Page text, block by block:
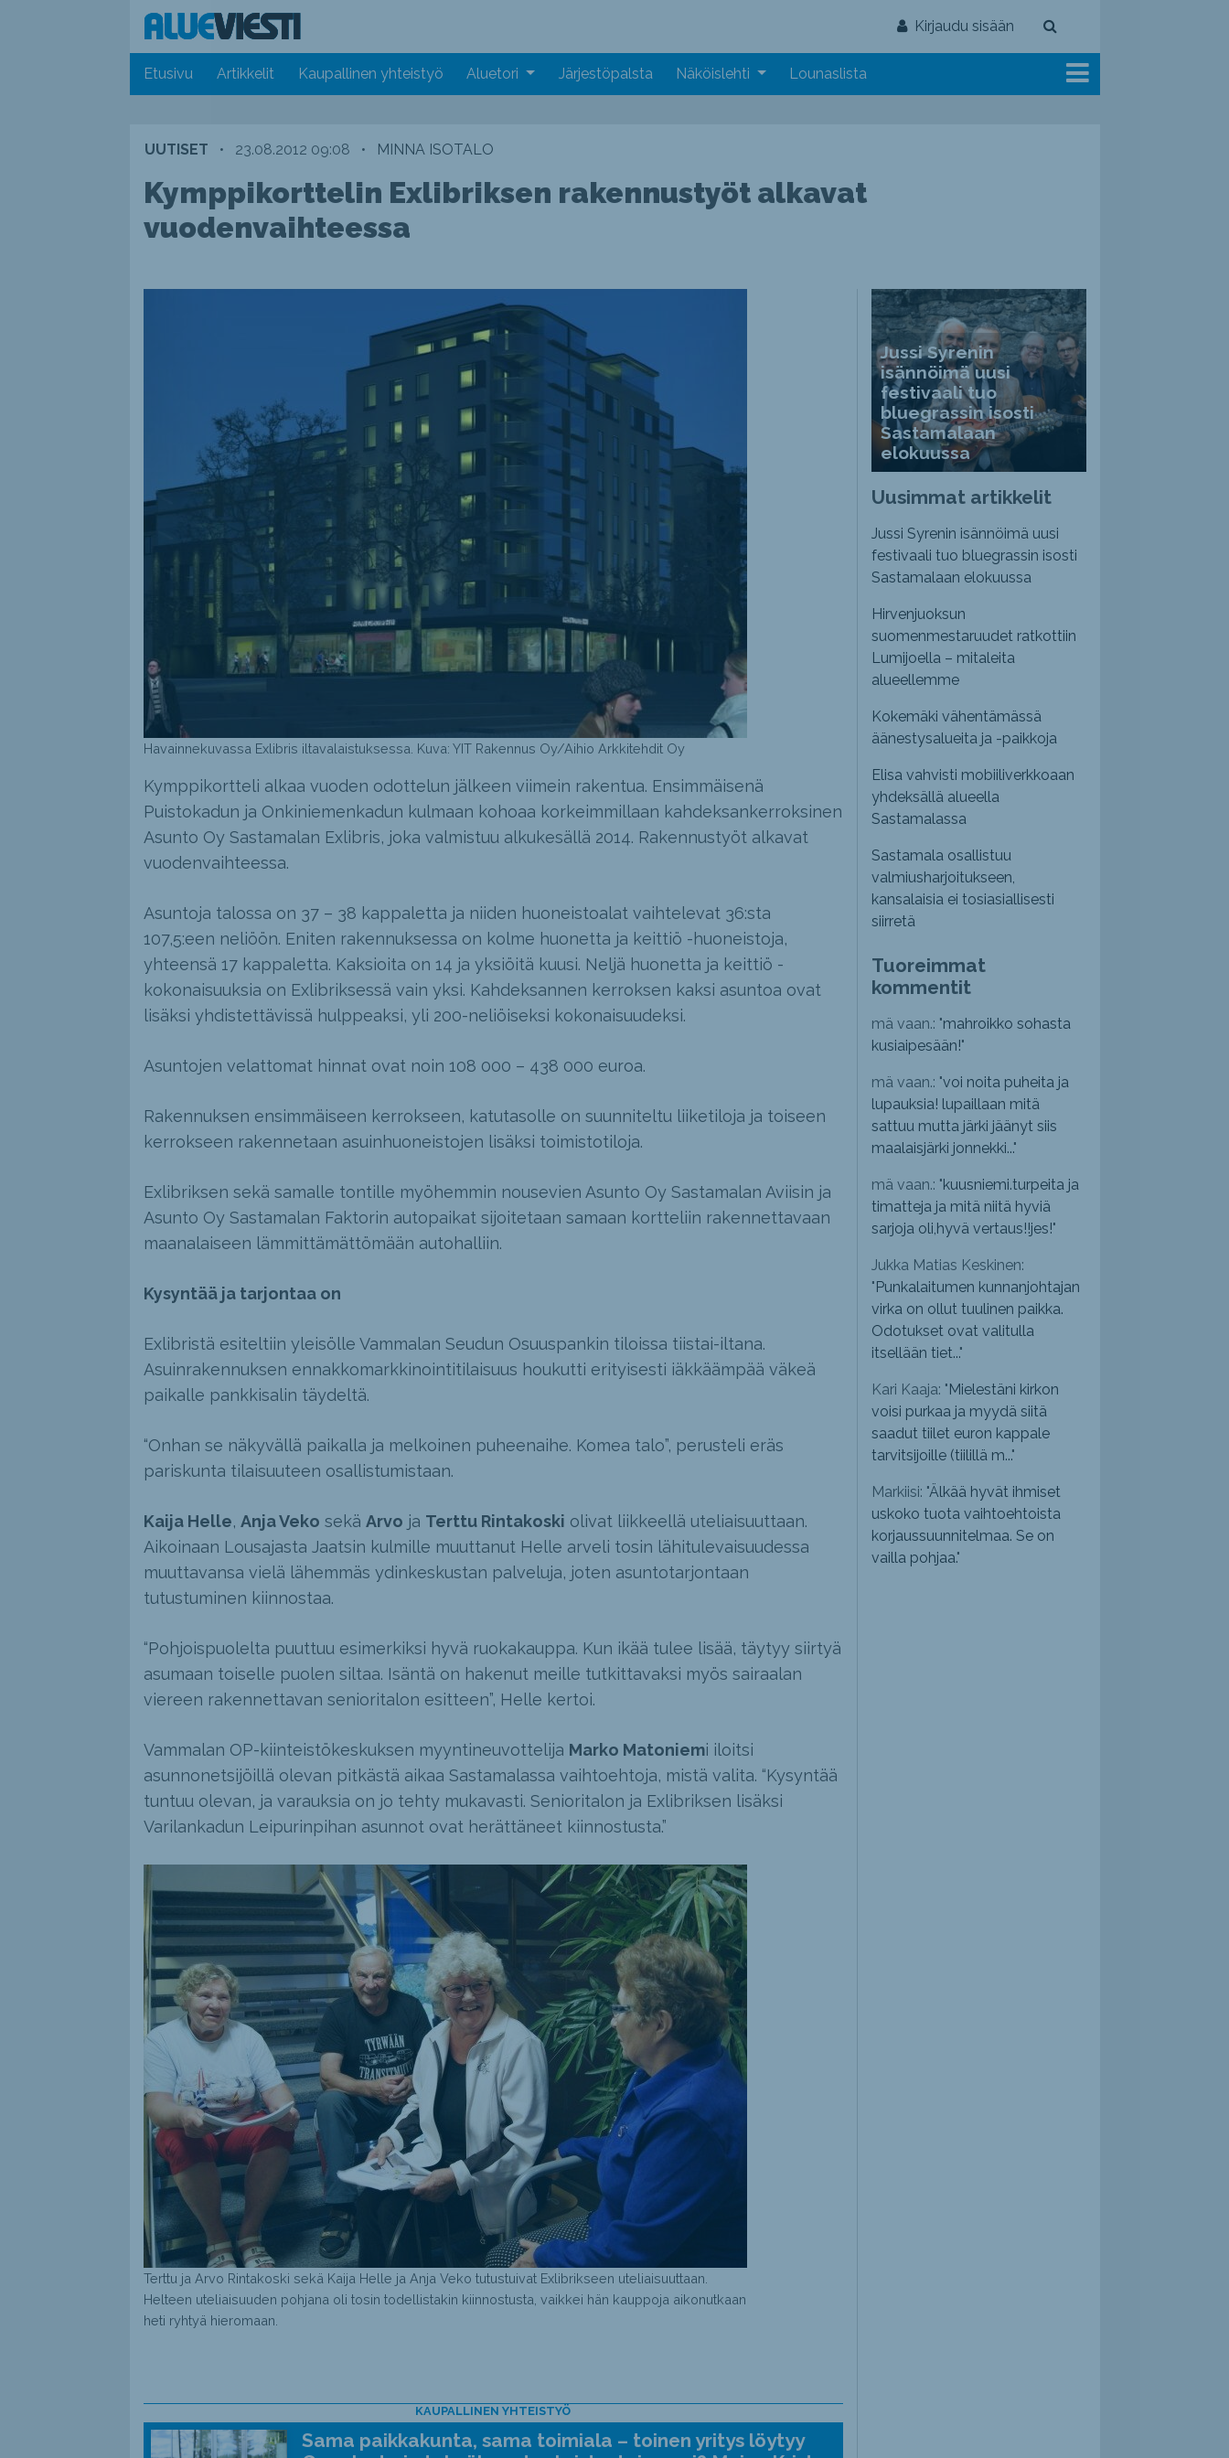
Kirjaudu sisään
Etusivu Artikkelit Kaupallinen yhteistyö Aluetori Järjestöpalsta Näköislehti Lounaslista
UUTISET • 23.08.2012 09:08 • MINNA ISOTALO
Kymppikorttelin Exlibriksen rakennustyöt alkavat
vuodenvaihteessa
Havainnekuvassa Exlibris iltavalaistuksessa. Kuva: YIT Rakennus Oy/Aihio Arkkitehdit Oy
Kymppikortteli alkaa vuoden odottelun jälkeen viimein rakentua. Ensimmäisenä
Puistokadun ja Onkiniemenkadun kulmaan kohoaa korkeimmillaan kahdeksankerroksinen
Asunto Oy Sastamalan Exlibris, joka valmistuu alkukesällä 2014. Rakennustyöt alkavat
vuodenvaihteessa.
Asuntoja talossa on 37 – 38 kappaletta ja niiden huoneistoalat vaihtelevat 36:sta
107,5:een neliöön. Eniten rakennuksessa on kolme huonetta ja keittiö -huoneistoja,
yhteensä 17 kappaletta. Kaksioita on 14 ja yksiöitä kuusi. Neljä huonetta ja keittiö -
kokonaisuuksia on Exlibriksessä vain yksi. Kahdeksannen kerroksen kaksi asuntoa ovat
lisäksi yhdistettävissä hulppeaksi, yli 200-neliöiseksi kokonaisuudeksi.
Asuntojen velattomat hinnat ovat noin 108 000 – 438 000 euroa.
Rakennuksen ensimmäiseen kerrokseen, katutasolle on suunniteltu liiketiloja ja toiseen
kerrokseen rakennetaan asuinhuoneistojen lisäksi toimistotiloja.
Exlibriksen sekä samalle tontille myöhemmin nousevien Asunto Oy Sastamalan Aviisin ja
Asunto Oy Sastamalan Faktorin autopaikat sijoitetaan samaan kortteliin rakennettavaan
maanalaiseen lämmittämättömään autohalliin.
Kysyntää ja tarjontaa on
Exlibristä esiteltiin yleisölle Vammalan Seudun Osuuspankin tiloissa tiistai-iltana.
Asuinrakennuksen ennakkomarkkinointitilaisuus houkutti erityisesti iäkkäämpää väkeä
paikalle pankkisalin täydeltä.
“Onhan se näkyvällä paikalla ja melkoinen puheenaihe. Komea talo”, perusteli eräs
pariskunta tilaisuuteen osallistumistaan.
Kaija Helle, Anja Veko sekä Arvo ja Terttu Rintakoski olivat liikkeellä uteliaisuuttaan.
Aikoinaan Lousajasta Jaatsin kulmille muuttanut Helle arveli tosin lähitulevaisuudessa
muuttavansa vielä lähemmäs ydinkeskustan palveluja, joten asuntotarjontaan
tutustuminen kiinnostaa.
“Pohjoispuolelta puuttuu esimerkiksi hyvä ruokakauppa. Kun ikää tulee lisää, täytyy siirtyä
asumaan toiselle puolen siltaa. Isäntä on hakenut meille tutkittavaksi myös sairaalan
viereen rakennettavan senioritalon esitteen”, Helle kertoi.
Vammalan OP-kiinteistökeskuksen myyntineuvottelija Marko Matoniemi iloitsi
asunnonetsijöillä olevan pitkästä aikaa Sastamalassa vaihtoehtoja, mistä valita. “Kysyntää
tuntuu olevan, ja varauksia on jo tehty mukavasti. Senioritalon ja Exlibriksen lisäksi
Varilankadun Leipurinpihan asunnot ovat herättäneet kiinnostusta.”
Terttu ja Arvo Rintakoski sekä Kaija Helle ja Anja Veko tutustuivat Exlibrikseen uteliaisuuttaan.
Helteen uteliaisuuden pohjana oli tosin todellistakin kiinnostusta, vaikkei hän kauppoja aikonutkaan
heti ryhtyä hieromaan.
KAUPALLINEN YHTEISTYÖ
Sama paikkakunta, sama toimiala – toinen yritys löytyy
Jussi Syrenin
isännöimä uusi
festivaali tuo
bluegrassin isosti
Sastamalaan
elokuussa
Uusimmat artikkelit
Jussi Syrenin isännöimä uusi
festivaali tuo bluegrassin isosti
Sastamalaan elokuussa
Hirvenjuoksun
suomenmestaruudet ratkottiin
Lumijoella – mitaleita
alueellemme
Kokemäki vähentämässä
äänestysalueita ja -paikkoja
Elisa vahvisti mobiiliverkkoaan
yhdeksällä alueella
Sastamalassa
Sastamala osallistuu
valmiusharjoitukseen,
kansalaisia ei tosiasiallisesti
siirretä
Tuoreimmat
kommentit
mä vaan.: "mahroikko sohasta
kusiaipesään!"
mä vaan.: "voi noita puheita ja
lupauksia! lupaillaan mitä
sattuu mutta järki jäänyt siis
maalaisjärki jonnekki..."
mä vaan.: "kuusniemi.turpeita ja
timatteja ja mitä niitä hyviä
sarjoja oli,hyvä vertaus!!jes!"
Jukka Matias Keskinen:
" Punkalaitumen kunnanjohtajan
virka on ollut tuulinen paikka.
Odotukset ovat valitulla
itsellään tiet..."
Kari Kaaja: " Mielestäni kirkon
voisi purkaa ja myydä siitä
saadut tiilet euron kappale
tarvitsijoille (tiilillä m..."
Markiisi: "Älkää hyvät ihmiset
uskoko tuota vaihtoehtoista
korjaussuunnitelmaa. Se on
vailla pohjaa."